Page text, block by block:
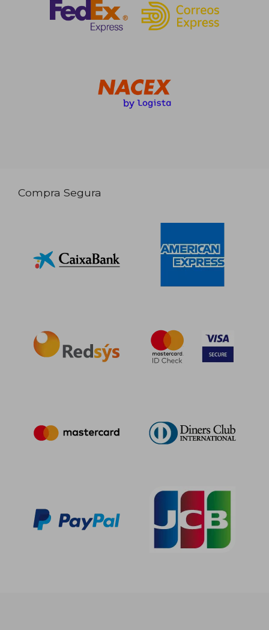
Compra Segura